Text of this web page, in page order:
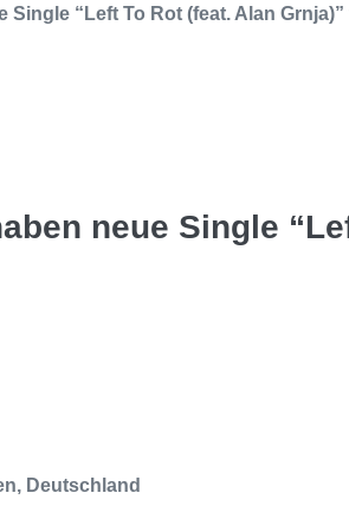
Single “Left To Rot (feat. Alan
neue Single
Deutschland